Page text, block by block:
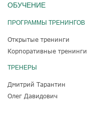
ОБУЧЕНИЕ
ПРОГРАММЫ ТРЕНИНГОВ
Открытые тренинги
Корпоративные тренинги
ТРЕНЕРЫ
Дмитрий Тарантин
Олег Давидович